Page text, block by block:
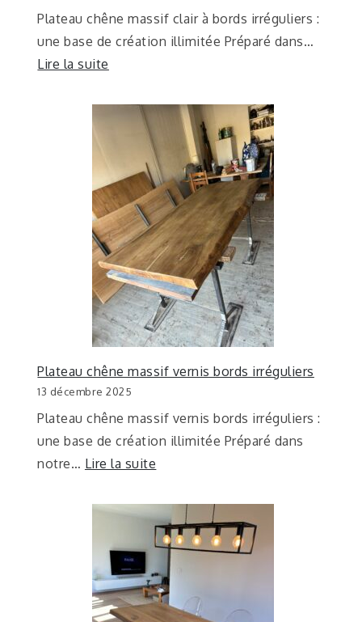
Plateau chêne massif clair à bords irréguliers :
une base de création illimitée Préparé dans…
Lire la suite
Plateau chêne massif vernis bords irréguliers
13 décembre 2025
Plateau chêne massif vernis bords irréguliers :
une base de création illimitée Préparé dans
notre… Lire la suite